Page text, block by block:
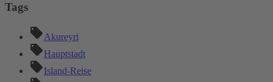
Tags
Akureyri
Hauptstadt
Island-Reise